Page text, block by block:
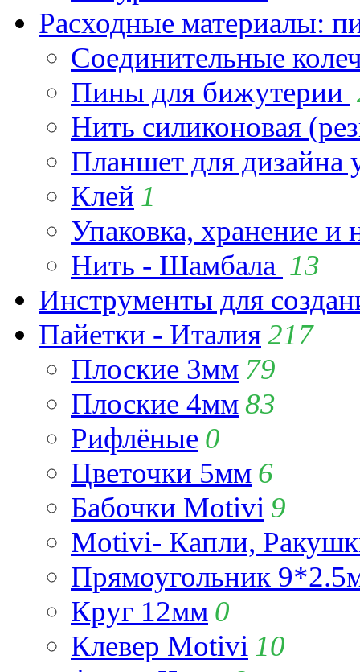
Расходные материалы:
Соединительные
Пины для бижутерии
Нить силиконовая
Планшет для
Клей 1
Упаковка, хранение и
Нить - Шамбала 13
Инструменты для
Пайетки - Италия217
Плоские 3мм 79
Плоские 4мм83
Рифлёные 0
Цветочки 5мм 6
Бабочки Motivi 9
Motivi- Капли,
Прямоугольник
Круг 12мм 0
Клевер Motivi 10